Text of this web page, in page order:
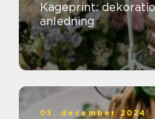
Kageprint:
anledning
05. december 2024